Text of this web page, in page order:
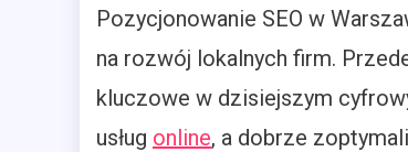
Pozycjonowanie SEO w
na rozwój lokalnych firm.
kluczowe w dzisiejszym
usług online, a dobrze